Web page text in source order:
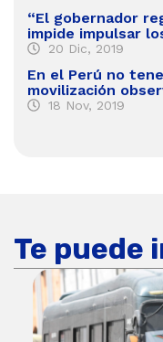
“El gobernador
impide impulsar
20 Dic, 2019
En el Perú no
movilización
18 Nov, 2019
Te puede